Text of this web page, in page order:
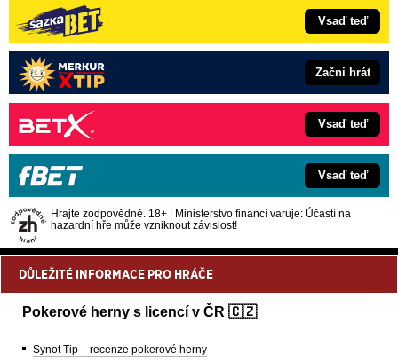
Vsaď teď
Začni hrát
Vsaď teď
Vsaď teď
Hrajte zodpovědně. 18+ | Ministerstvo financí varuje: Účastí na
hazardní hře může vzniknout závislost!
DŮLEŽITÉ INFORMACE PRO HRÁČE
Pokerové herny s licencí v ČR 🇨🇿
Synot Tip – recenze pokerové herny